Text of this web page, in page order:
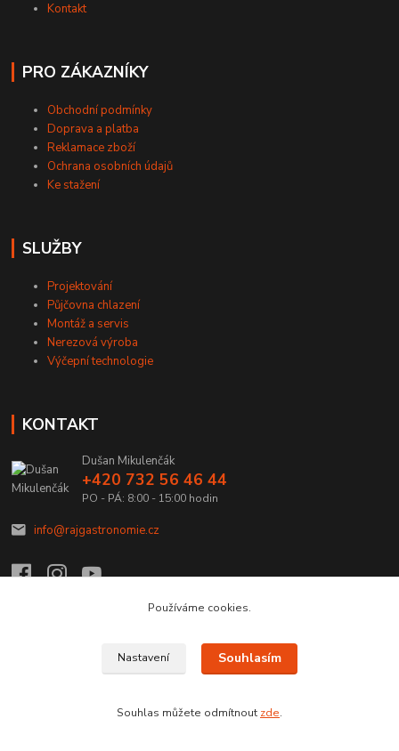
Kontakt
PRO ZÁKAZNÍKY
Obchodní podmínky
Doprava a platba
Reklamace zboží
Ochrana osobních údajů
Ke stažení
SLUŽBY
Projektování
Půjčovna chlazení
Montáž a servis
Nerezová výroba
Výčepní technologie
KONTAKT
Dušan Mikulenčák
+420 732 56 46 44
PO - PÁ: 8:00 - 15:00 hodin
info@rajgastronomie.cz
Upravit sběr cookies.
Copyright © 2026 Ráj Gastronomie.cz
Používáme cookies.
Nastavení Souhlasím
Souhlas můžete odmítnout zde.